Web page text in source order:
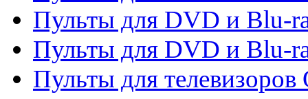
Пульты для DVD и Blu-
Пульты для DVD и Blu-
Пульты для телевизоров